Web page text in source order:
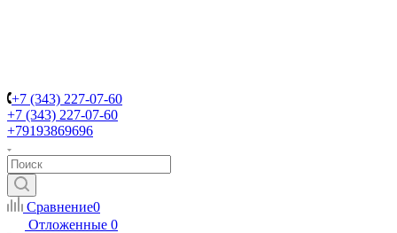
+7 (343) 227-07-60
+7 (343) 227-07-60
+79193869696
Сравнение0
Отложенные 0